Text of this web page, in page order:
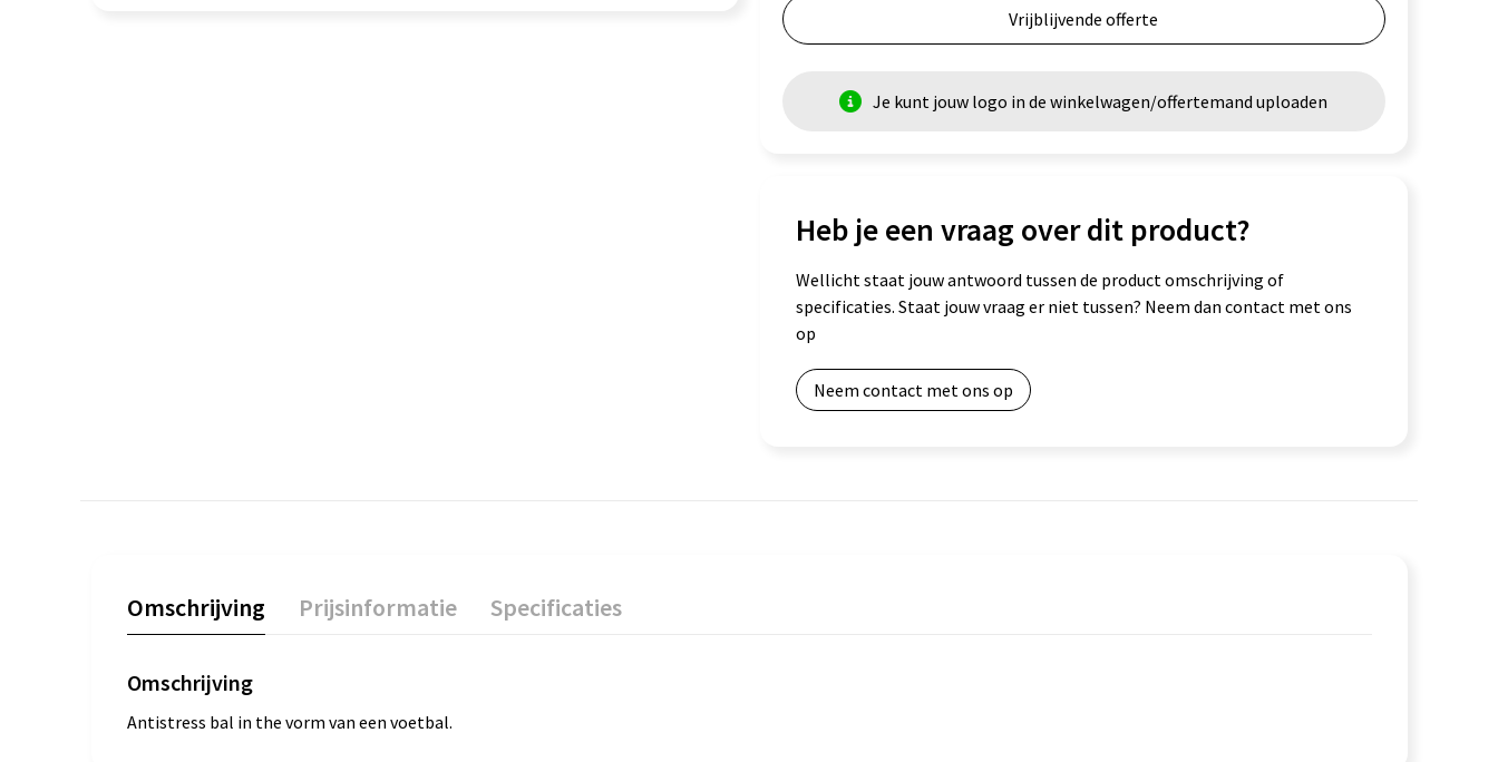
Vrijblijvende offerte
Je kunt jouw logo in de winkelwagen/offertemand uploaden
Heb je een vraag over dit product?
Wellicht staat jouw antwoord tussen de product omschrijving of
specificaties. Staat jouw vraag er niet tussen? Neem dan contact met ons
op
Neem contact met ons op
Omschrijving Prijsinformatie Specificaties
Omschrijving
Antistress bal in the vorm van een voetbal.